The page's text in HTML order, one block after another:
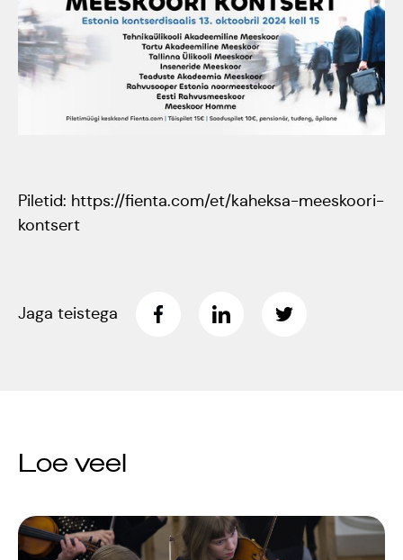
Tartumaa Tantsupidu
„Juure Juures”
Suudlev Tartu
rahvatantsuansamblite
kontserdimajas
Jõuluootuskontsert
"Christmas Dreams"
4.detsembril 2023
Pauluse kirikus
Kulno
Kungla
Piletid: https://fienta.com/et/kaheksa-meeskoori-
kontsert
Jaga teistega
Loe veel